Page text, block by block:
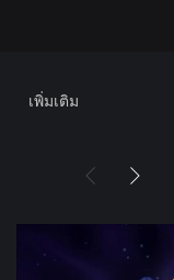
เพิ่มเติม